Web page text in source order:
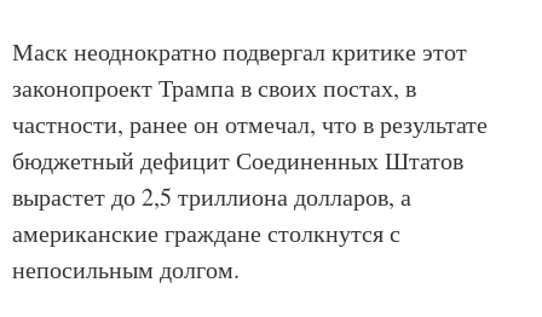
Маск неоднократно подвергал критике этот
законопроект Трампа в своих постах, в
частности, ранее он отмечал, что в результате
бюджетный дефицит Соединенных Штатов
вырастет до 2,5 триллиона долларов, а
американские граждане столкнутся с
непосильным долгом.